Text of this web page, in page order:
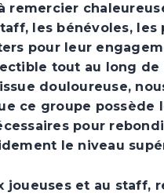
remercier
les bénévoles, les
pour leur
tout au long de
douloureuse,
ce groupe possède
pour
le niveau
joueuses et au staff,